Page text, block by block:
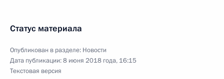
Статус материала
Опубликован в разделе: Новости
Дата публикации:8 июня 2018 года, 16:15
Текстовая версия